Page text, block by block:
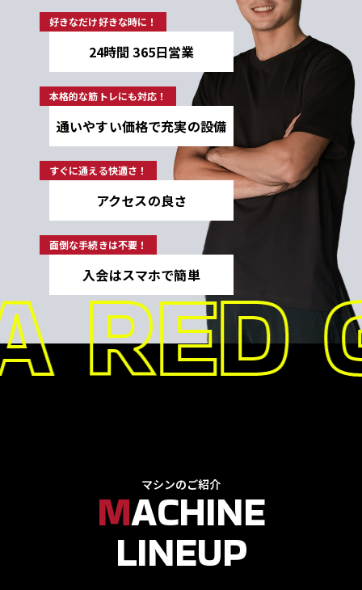
好きなだけ好きな時に！
24時間 365日営業
本格的な筋トレにも対応！
通いやすい価格で充実の設備
すぐに通える快適さ！
アクセスの良さ
面倒な手続きは不要！
入会はスマホで簡単
RED
マシンのご紹介
MACHINE
LINEUP